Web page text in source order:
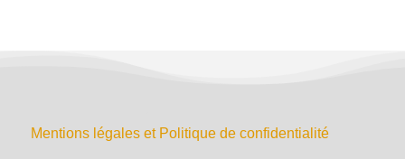
Mentions légales et Politique de confidentialité